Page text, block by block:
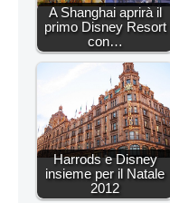
A Shanghai aprirà il
primo Disney Resort
con…
Harrods e Disney
insieme per il Natale
2012